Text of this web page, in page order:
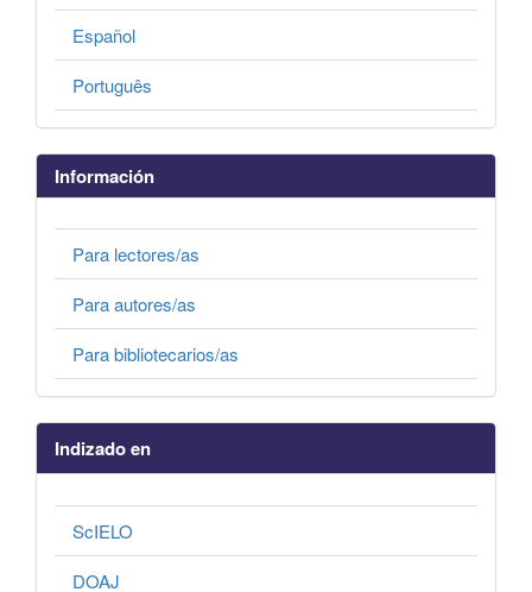
Español
Português
Información
Para lectores/as
Para autores/as
Para bibliotecarios/as
Indizado en
ScIELO
DOAJ